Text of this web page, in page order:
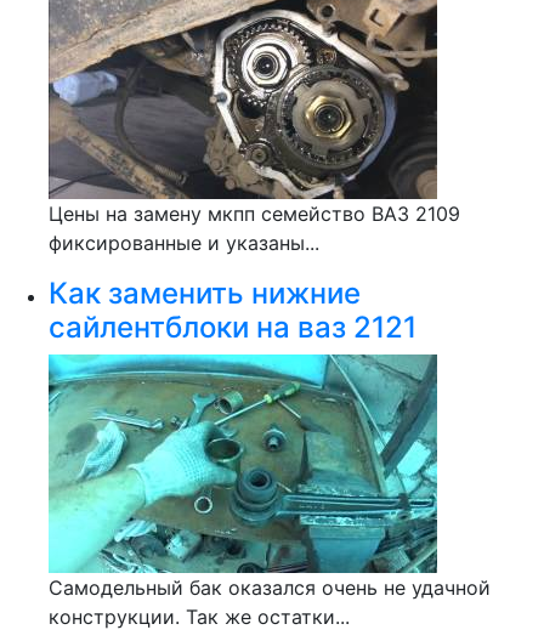
Цены на замену мкпп семейство ВАЗ 2109
фиксированные и указаны...
Как заменить нижние
сайлентблоки на ваз 2121
Самодельный бак оказался очень не удачной
конструкции. Так же остатки...